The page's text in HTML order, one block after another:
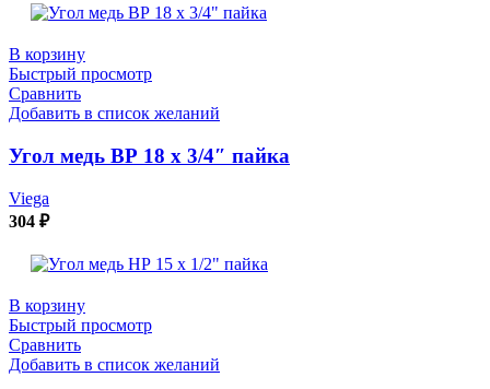
В корзину
Быстрый просмотр
Сравнить
Добавить в список желаний
Угол медь ВР 18 х 3/4″ пайка
Viega
304 ₽
В корзину
Быстрый просмотр
Сравнить
Добавить в список желаний